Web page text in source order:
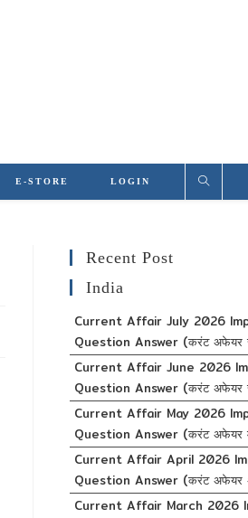
E-STORE LOGIN
Recent Post
India
Current Affair July 2026
Question Answer (करंट अफेयर
Current Affair June 2026
Question Answer (करंट
Current Affair May 2026
Question Answer (करंट अफेयर
Current Affair April 2026
Question Answer (करंट अफेयर
Current Affair March 2026